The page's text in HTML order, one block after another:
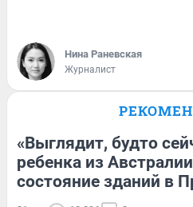
Нина Раневская
Журналист
«Выглядит, будто
ребенка из
состояние зданий в